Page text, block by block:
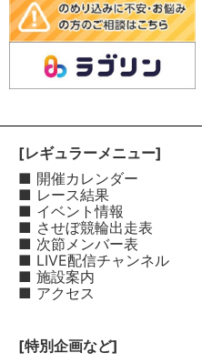
[レギュラーメニュー]
■ 開催カレンダー
■ レース結果
■ イベント情報
■ させぼ競輪出走表
■ 次節メンバー表
■ LIVE配信チャンネル
■ 施設案内
■ アクセス
[特別企画など]